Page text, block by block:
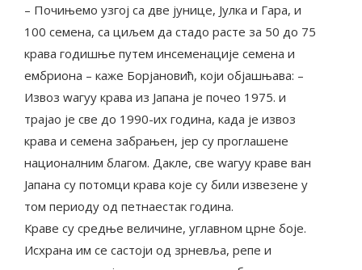
– Почињемо узгој са две јунице, Јулка и Гара, и
100 семена, са циљем да стадо расте за 50 до 75
крава годишње путем инсеменације семена и
ембриона – каже Борјановић, који објашњава: –
Извоз wагyу крава из Јапана је почео 1975. и
трајао је све до 1990-их година, када је извоз
крава и семена забрањен, јер су проглашене
националним благом. Дакле, све wагyу краве ван
Јапана су потомци крава које су били извезене у
том периоду од петнаестак година.
Краве су средње величине, углавном црне боје.
Исхрана им се састоји од зрневља, репе и